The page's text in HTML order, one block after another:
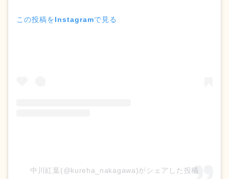
この投稿をInstagramで見る
中川紅葉(@kureha_nakagawa)がシェアした投稿